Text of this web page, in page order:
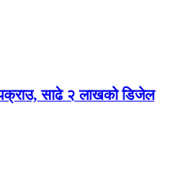
साढे २ लाखको डिजेल